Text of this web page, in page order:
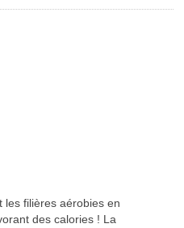
les filières aérobies en
des calories ! La